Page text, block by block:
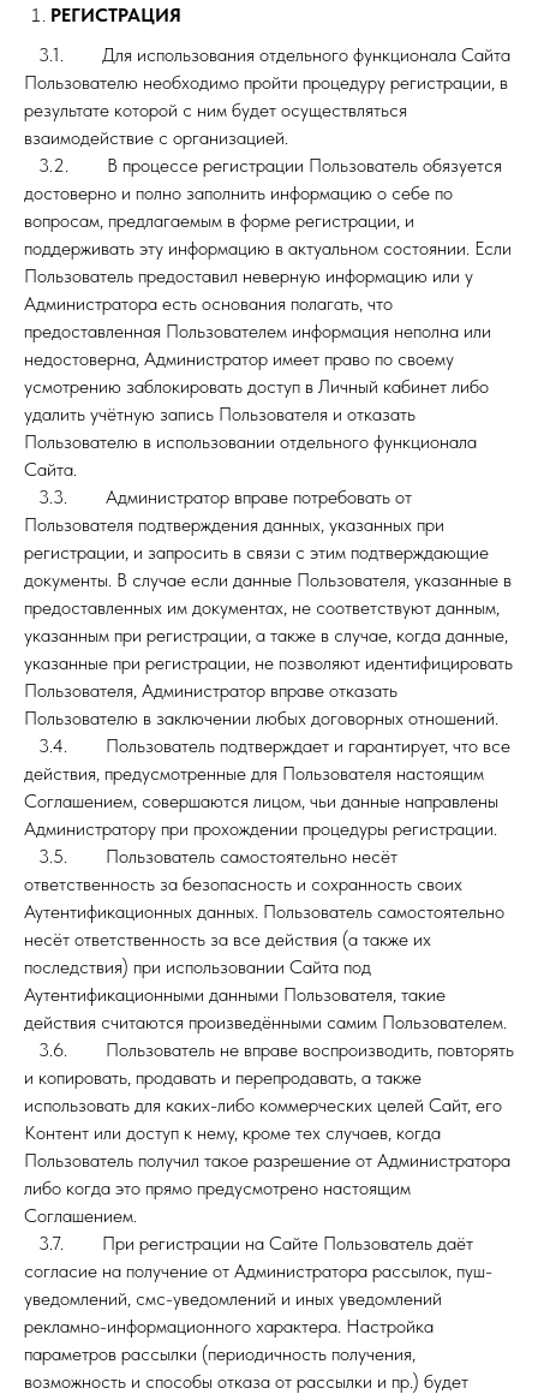
РЕГИСТРАЦИЯ
3.1. Для использования отдельного функционала Сайта
Пользователю необходимо пройти процедуру регистрации, в
результате которой с ним будет осуществляться
взаимодействие с организацией.
3.2. В процессе регистрации Пользователь обязуется
достоверно и полно заполнить информацию о себе по
вопросам, предлагаемым в форме регистрации, и
поддерживать эту информацию в актуальном состоянии. Если
Пользователь предоставил неверную информацию или у
Администратора есть основания полагать, что
предоставленная Пользователем информация неполна или
недостоверна, Администратор имеет право по своему
усмотрению заблокировать доступ в Личный кабинет либо
удалить учётную запись Пользователя и отказать
Пользователю в использовании отдельного функционала
Сайта.
3.3. Администратор вправе потребовать от
Пользователя подтверждения данных, указанных при
регистрации, и запросить в связи с этим подтверждающие
документы. В случае если данные Пользователя, указанные в
предоставленных им документах, не соответствуют данным,
указанным при регистрации, а также в случае, когда данные,
указанные при регистрации, не позволяют идентифицировать
Пользователя, Администратор вправе отказать
Пользователю в заключении любых договорных отношений.
3.4. Пользователь подтверждает и гарантирует, что все
действия, предусмотренные для Пользователя настоящим
Соглашением, совершаются лицом, чьи данные направлены
Администратору при прохождении процедуры регистрации.
3.5. Пользователь самостоятельно несёт
ответственность за безопасность и сохранность своих
Аутентификационных данных. Пользователь самостоятельно
несёт ответственность за все действия (а также их
последствия) при использовании Сайта под
Аутентификационными данными Пользователя, такие
действия считаются произведёнными самим Пользователем.
3.6. Пользователь не вправе воспроизводить, повторять
и копировать, продавать и перепродавать, а также
использовать для каких-либо коммерческих целей Сайт, его
Контент или доступ к нему, кроме тех случаев, когда
Пользователь получил такое разрешение от Администратора
либо когда это прямо предусмотрено настоящим
Соглашением.
3.7. При регистрации на Сайте Пользователь даёт
согласие на получение от Администратора рассылок, пуш-
уведомлений, смс-уведомлений и иных уведомлений
рекламно-информационного характера. Настройка
параметров рассылки (периодичность получения,
возможность и способы отказа от рассылки и пр.) будет